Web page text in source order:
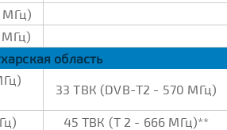
МГц)
МГц)
область
33 ТВК (DVB-Т2 - 570 МГц)
45 ТВК (Т 2 - 666 МГц)**